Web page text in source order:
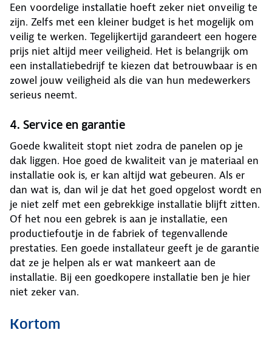
Een voordelige installatie hoeft zeker niet onveilig te
zijn. Zelfs met een kleiner budget is het mogelijk om
veilig te werken. Tegelijkertijd garandeert een hogere
prijs niet altijd meer veiligheid. Het is belangrijk om
een installatiebedrijf te kiezen dat betrouwbaar is en
zowel jouw veiligheid als die van hun medewerkers
serieus neemt.
4. Service en garantie
Goede kwaliteit stopt niet zodra de panelen op je
dak liggen. Hoe goed de kwaliteit van je materiaal en
installatie ook is, er kan altijd wat gebeuren. Als er
dan wat is, dan wil je dat het goed opgelost wordt en
je niet zelf met een gebrekkige installatie blijft zitten.
Of het nou een gebrek is aan je installatie, een
productiefoutje in de fabriek of tegenvallende
prestaties. Een goede installateur geeft je de garantie
dat ze je helpen als er wat mankeert aan de
installatie. Bij een goedkopere installatie ben je hier
niet zeker van.
Kortom